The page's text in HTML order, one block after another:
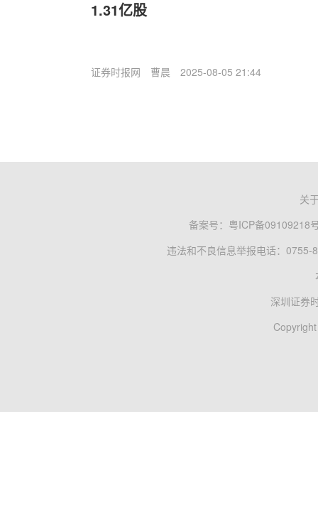
1.31亿股
证券时报网 曹晨 2025-08-05 21:44
关
备案号： 粤ICP备09109218
违法和不良信息举报电话：0755-
深圳证券